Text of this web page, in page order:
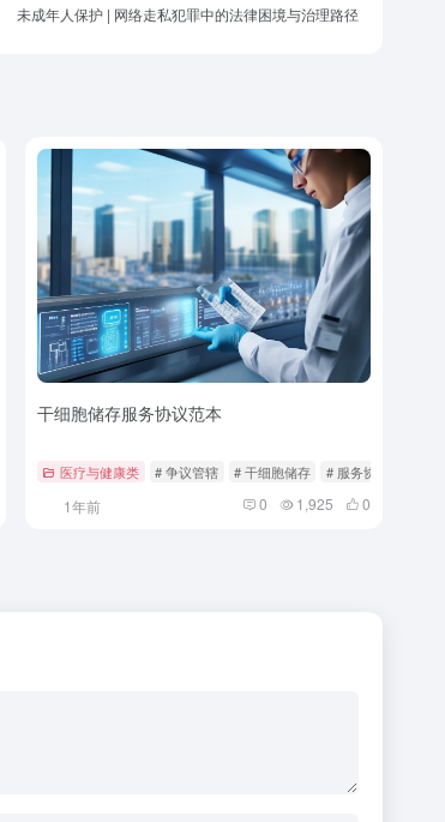
未成年人保护 | 网络走私犯罪中的法律困境与治理路径
干细胞储存服务协议范本
医疗与健康类 # 争议管辖 # 干细胞储存 # 服务协议
1年前 0 1,925 0